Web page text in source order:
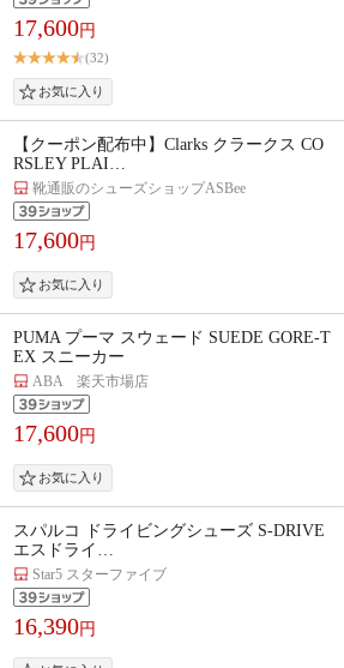
17,600円
(32)
【クーポン配布中】Clarks クラークス CO
RSLEY PLAI…
靴通販のシューズショップASBee
17,600円
PUMA プーマ スウェード SUEDE GORE-T
EX スニーカー
ABA 楽天市場店
17,600円
スパルコ ドライビングシューズ S-DRIVE
エスドライ…
Star5 スターファイブ
16,390円